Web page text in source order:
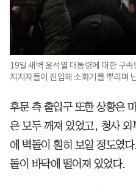
19일 새벽 윤석열 대통령에 대한 구
지지자들이 진입해 소화기를 뿌리며
후문 측 출입구 또한 상황은
은 모두 깨져 있었고, 청사 외
에 벽돌이 훤히 보일 정도였
돌이 바닥에 떨어져 있었다.